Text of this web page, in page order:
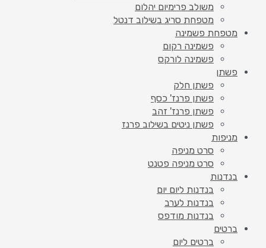
משולב פרימיום יהלום
מטפחת סריג בשילוב דנטל
מטפחת פשמינה
פשמינה רקום
פשמינה לורקס
פשתן
פשתן חלק
פשתן פרנז' כסף
פשתן פרנז' זהב
פשתן ניטים בשילוב פרנז
מניפות
סרט מניפה
סרט מניפה פטנט
בנדנות
בנדנות ליום יום
בנדנות לערב
בנדנות מודפס
ברטים
ברטים ליום